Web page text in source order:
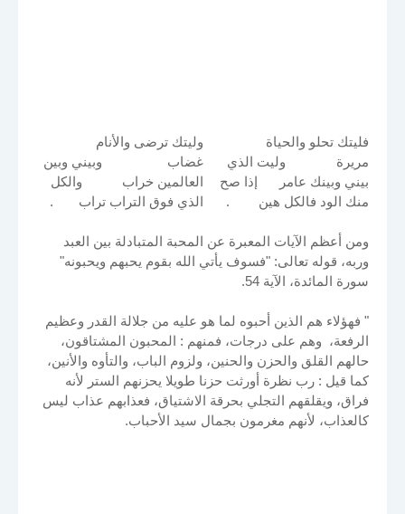
فليتك تحلو والحياة
مريرة وليت الذي
بيني وبينك عامر إذا صح
منك الود فالكل هين .
وليتك ترضى والأنام
غضاب وبيني وبين
العالمين خراب والكل
الذي فوق التراب تراب .
ومن أعظم الآيات المعبرة عن المحبة المتبادلة بين العبد
وربه، قوله تعالى: "فسوف يأتي الله بقوم يحبهم ويحبونه"
سورة المائدة، الآية 54.
" فهؤلاء هم الذين أحبوه لما هو عليه من جلالة القدر وعظيم
الرفعة، وهم على درجات، فمنهم : المحبون المشتاقون،
حالهم القلق والحزن والحنين، ولزوم الباب، والتأوه والأنين،
كما قيل : رب نظرة أورثت حزنا طويلا يحزنهم الستر لأنه
فراق، ويقلقهم التجلي بحرقة الاشتياق، فعذابهم عذاب ليس
كالعذاب، لأنهم مغرمون بجمال سيد الأحباب.